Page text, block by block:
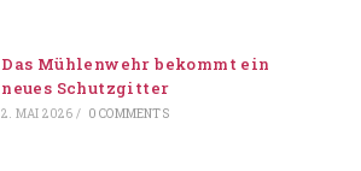
Das Mühlenwehr bekommt ein
neues Schutzgitter
2. MAI 2026 / 0 COMMENTS